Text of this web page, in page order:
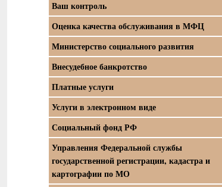
Ваш контроль
Оценка качества обслуживания в МФЦ
Министерство социального развития
Внесудебное банкротство
Платные услуги
Услуги в электронном виде
Социальный фонд РФ
Управления Федеральной службы
государственной регистрации, кадастра и
картографии по МО